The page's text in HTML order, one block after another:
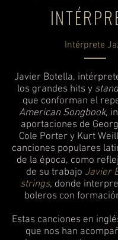
Intérprete
Javier Botella,
los grandes hits y
que conforman el
American Songbook,
aportaciones de
Cole Porter y Kurt
canciones populares
de la época, como
de su trabajo Javier
strings, donde
boleros con
Estas canciones en
que nos han